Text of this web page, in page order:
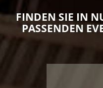
FINDEN SIE IN
PASSENDEN